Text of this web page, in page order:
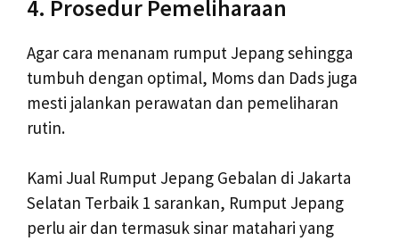
4. Prosedur Pemeliharaan
Agar cara menanam rumput Jepang sehingga
tumbuh dengan optimal, Moms dan Dads juga
mesti jalankan perawatan dan pemeliharan
rutin.
Kami Jual Rumput Jepang Gebalan di Jakarta
Selatan Terbaik 1 sarankan, Rumput Jepang
perlu air dan termasuk sinar matahari yang